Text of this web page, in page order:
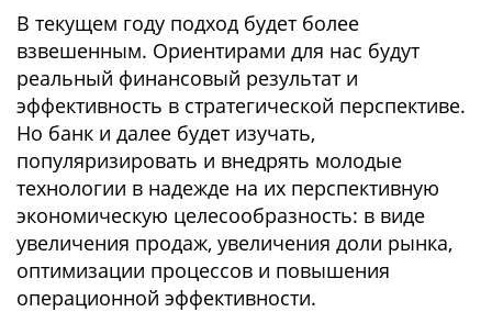
В текущем году подход будет более
взвешенным. Ориентирами для нас будут
реальный финансовый результат и
эффективность в стратегической перспективе.
Но банк и далее будет изучать,
популяризировать и внедрять молодые
технологии в надежде на их перспективную
экономическую целесообразность: в виде
увеличения продаж, увеличения доли рынка,
оптимизации процессов и повышения
операционной эффективности.